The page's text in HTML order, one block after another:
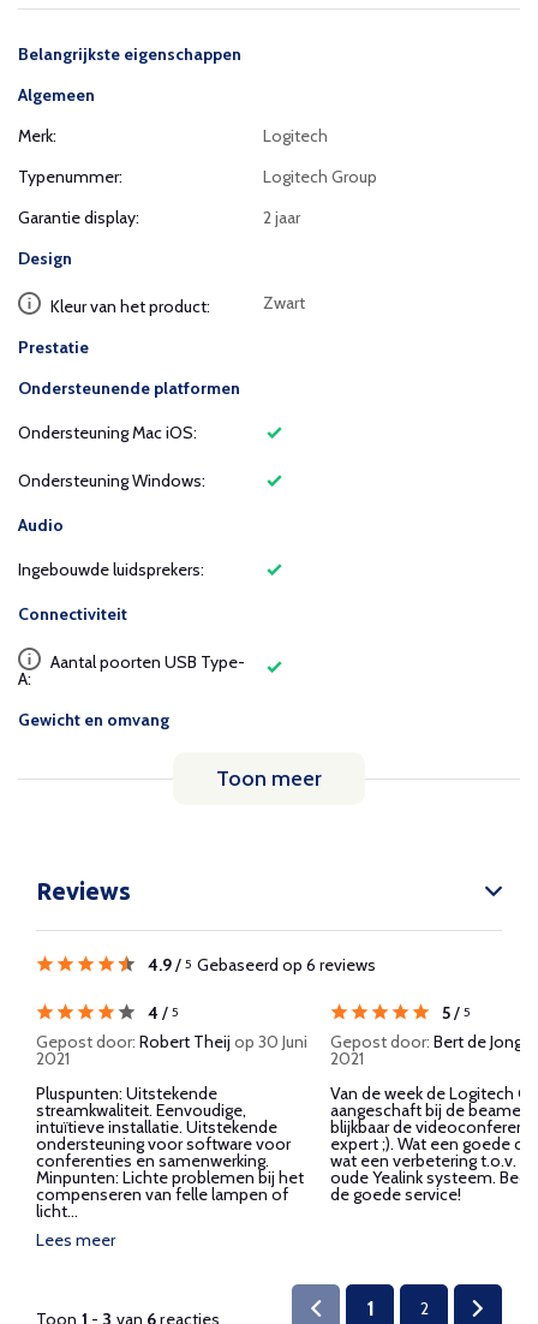
Belangrijkste eigenschappen
Algemeen
Merk:
Logitech
Typenummer:
Logitech Group
Garantie display:
2 jaar
Design
Kleur van het product: Zwart
Prestatie
Ondersteunende platformen
Ondersteuning Mac iOS:
Ondersteuning Windows:
Audio
Ingebouwde luidsprekers:
Connectiviteit
Aantal poorten USB Type-
A:
Gewicht en omvang
Toon meer
Reviews
4.9/ 5 Gebaseerd op 6 reviews
4 / 5
Gepost door: Robert Theij op 30 Juni
2021
Pluspunten: Uitstekende
streamkwaliteit. Eenvoudige,
intuïtieve installatie. Uitstekende
ondersteuning voor software voor
conferenties en samenwerking.
Minpunten: Lichte problemen bij het
compenseren van felle lampen of
licht...
Lees meer
5/ 5
Gepost door: Bert de Jong
2021
Van de week de Logitech
aangeschaft bij de beamer,
blijkbaar de
expert ;). Wat een goede
wat een verbetering t.o.v.
oude Yealink systeem.
de goede service!
Toon 1 - 3 van 6reacties 1 2